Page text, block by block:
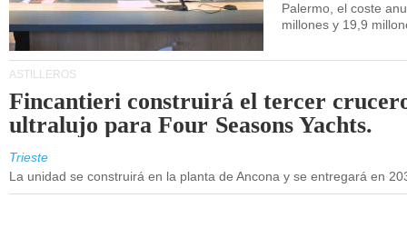
Palermo, el coste
millones y 19,9
ASTILLEROS
Fincantieri construirá el tercer
ultralujo para Four Seasons Yachts.
Trieste
La unidad se construirá en la planta de Ancona y se entregará en